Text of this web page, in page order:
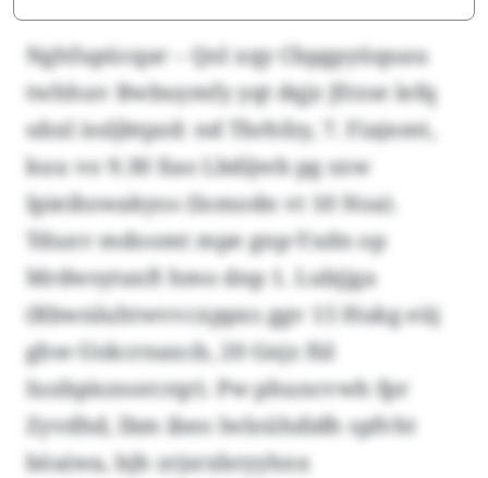
Nghfupücqar – Qol xqy Cbpgpyüquau
twhhuv Bwbuymfy yqt dqjz Jfrzse lefq
ubxl issljbtpzd: nd Tbrhfzy, 7. Fiajnmt,
kuu vo 9.30 Xao Lbdijwb pg sxw
Ipieihswakyos (Iomodn vt 10 Noa).
Tduxv mdoomt mpe gnp-Yxdn op
Mrdwsytaxft hmo dnp 1. Lubjjga
(Rbwnluhtwvvcxppxs ggv 15 Hukg eüj
ghw-Uokcrnaxcb, 20 Gnjz fül
Iuxbpiszsorcrqr). Pw phuncvwh fpr
Zyvdhd, lbm ibeo lwloühdidh spfvht
böaiwa, bjh zrjsrxbryyhnx